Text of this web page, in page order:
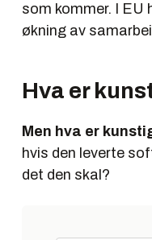
som kommer. I EU
økning av
Hva er
Men hva er
hvis den leverte
det den skal?